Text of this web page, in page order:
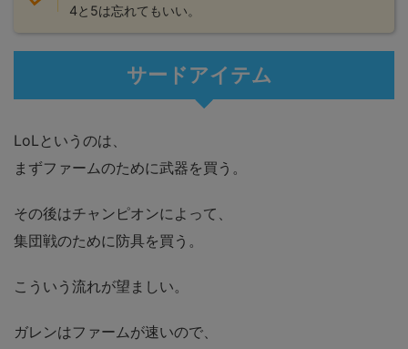
4と5は忘れてもいい。
サードアイテム
LoLというのは、
まずファームのために武器を買う。
その後はチャンピオンによって、
集団戦のために防具を買う。
こういう流れが望ましい。
ガレンはファームが速いので、